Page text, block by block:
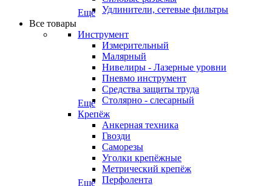
Удлинители, сетевые фильтры
Еще
Все товары
Инструмент
Измерительный
Малярный
Нивелиры - Лазерные уровни
Пневмо инструмент
Средства защиты труда
Столярно - слесарный
Еще
Крепёж
Анкерная техника
Гвозди
Саморезы
Уголки крепёжные
Метрический крепёж
Перфолента
Еще